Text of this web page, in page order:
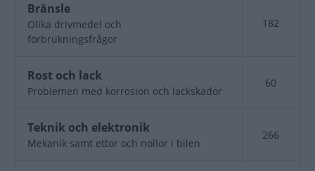
Inga
nya
inlägg
Bränsle
Olika drivmedel och
förbrukningsfrågor
182
Inga
nya
Rost och lack
Problemen med korrosion och lackskador
60
Inga
nya
Teknik och elektronik
Mekanik samt ettor och nollor i bilen
266